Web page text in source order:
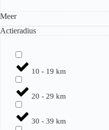
Meer
Actieradius
10 - 19 km
20 - 29 km
30 - 39 km